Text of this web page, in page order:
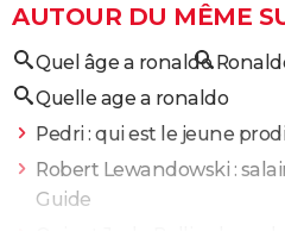
AUTOUR DU MÊME
Quel âge a ronaldo
Quelle age a ronaldo
Pedri : qui est le jeune
Robert Lewandowski :
Guide